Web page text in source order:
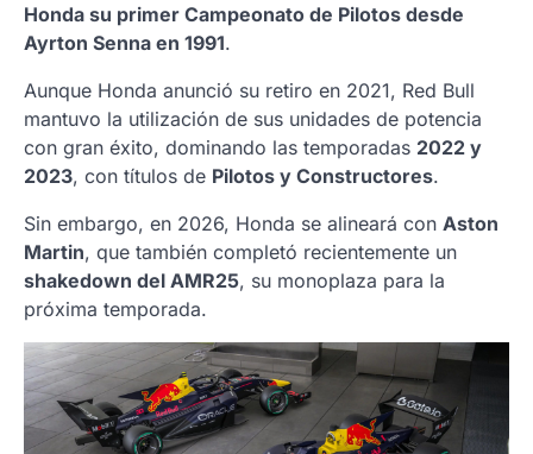
Honda su primer Campeonato de Pilotos desde
Ayrton Senna en 1991.
Aunque Honda anunció su retiro en 2021, Red Bull
mantuvo la utilización de sus unidades de potencia
con gran éxito, dominando las temporadas 2022 y
2023, con títulos de Pilotos y Constructores.
Sin embargo, en 2026, Honda se alineará con Aston
Martin, que también completó recientemente un
shakedown del AMR25, su monoplaza para la
próxima temporada.